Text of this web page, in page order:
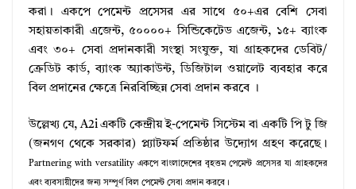
করা। একপে পেমেন্ট প্রসেসর এর সাথে ৫০+এর বেশি সেবা
সহায়তাকারী এজেন্ট, ৫০০০০+ সিন্ডিকেটেড এজেন্ট, ১৫+ ব্যাংক
এবং ৩০+ সেবা প্রদানকারী সংস্থা সংযুক্ত, যা গ্রাহকদের ডেবিট/
ক্রেডিট কার্ড, ব্যাংক অ্যাকাউন্ট, ডিজিটাল ওয়ালেট ব্যবহার করে
বিল প্রদানের ক্ষেত্রে নিরবিচ্ছিন্ন সেবা প্রদান করবে ।
উল্লেখ্য যে, A2i একটি কেন্দ্রীয় ই-পেমেন্ট সিস্টেম বা একটি পি টু জি
(জনগণ থেকে সরকার) প্ল্যাটফর্ম প্রতিষ্ঠার উদ্যোগ গ্রহণ করেছে।
Partnering withversatility একপে বাংলাদেশের বৃহত্তম পেমেন্ট প্রসেসর যা গ্রাহকদের
এবং ব্যবসায়ীদের জন্য সম্পূর্ণ বিল পেমেন্ট সেবা প্রদান করবে।